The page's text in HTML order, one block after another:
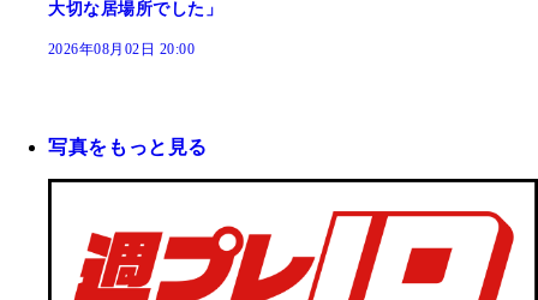
大切な居場所でした」
2026年08月02日 20:00
写真をもっと見る